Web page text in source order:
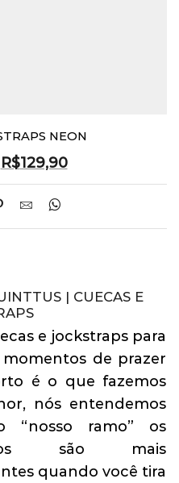
NEON
O
preço
original
era:
R$129,90O
preço
é:
| CUECAS E
e jockstraps para
momentos de prazer
é o que fazemos
nós entendemos
“nosso ramo” os
são mais
quando você tira